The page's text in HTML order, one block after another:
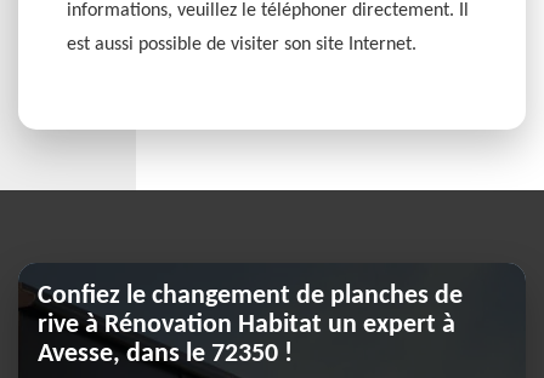
informations, veuillez le téléphoner directement. Il
est aussi possible de visiter son site Internet.
Confiez le changement de planches de
rive à Rénovation Habitat un expert à
Avesse, dans le 72350 !